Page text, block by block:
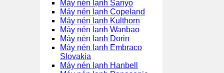
Máy nén lạnh Sanyo
Máy nén lạnh Copeland
Máy nén lạnh Kulthorn
Máy nén lạnh Wanbao
Máy nén lạnh Dorin
Máy nén lạnh Embraco
Slovakia
Máy nén lạnh Hanbell